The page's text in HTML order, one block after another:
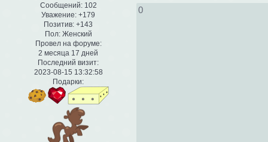
Сообщений:102
Уважение: +179
Позитив: +143
Пол:Женский
Провел на форуме:
2 месяца 17 дней
Последний визит:
2023-08-15 13:32:58
Подарки:
0